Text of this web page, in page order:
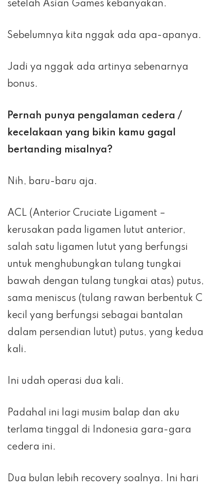
setelah Asian Games kebanyakan.
Sebelumnya kita nggak ada apa-apanya.
Jadi ya nggak ada artinya sebenarnya
bonus.
Pernah punya pengalaman cedera /
kecelakaan yang bikin kamu gagal
bertanding misalnya?
Nih, baru-baru aja.
ACL (Anterior Cruciate Ligament –
kerusakan pada ligamen lutut anterior,
salah satu ligamen lutut yang berfungsi
untuk menghubungkan tulang tungkai
bawah dengan tulang tungkai atas) putus,
sama meniscus (tulang rawan berbentuk C
kecil yang berfungsi sebagai bantalan
dalam persendian lutut) putus, yang kedua
kali.
Ini udah operasi dua kali.
Padahal ini lagi musim balap dan aku
terlama tinggal di Indonesia gara-gara
cedera ini.
Dua bulan lebih recovery soalnya. Ini hari